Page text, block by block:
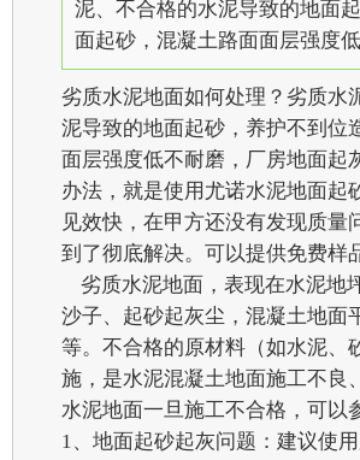
泥、不合格的水泥导致的地面
面起砂，混凝土路面面层强度
劣质水泥地面如何处理？劣质水
泥导致的地面起砂，养护不到位
面层强度低不耐磨，厂房地面起
办法，就是使用尤诺水泥地面起
见效快，在甲方还没有发现质
到了彻底解决。可以提供免费样
劣质水泥地面，表现在水泥地
沙子、起砂起灰尘，混凝土地面
等。不合格的原材料（如水泥、
施，是水泥混凝土地面施工不良
水泥地面一旦施工不合格，可以
1、地面起砂起灰问题：建议使